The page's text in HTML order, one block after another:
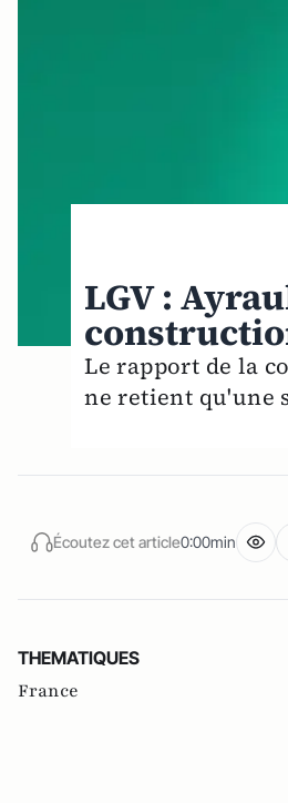
LGV :
Le rapport de la
ne retient qu'une
Écoutez cet article0:00min
THEMATIQUES
France